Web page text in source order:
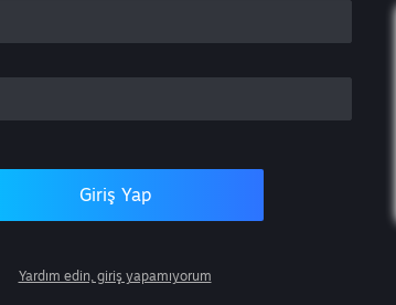
Giriş Yap
Yardım edin, giriş yapamıyorum